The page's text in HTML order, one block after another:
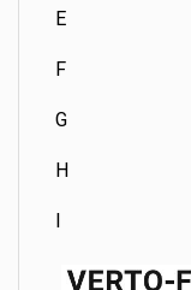
E
F
G
H
I